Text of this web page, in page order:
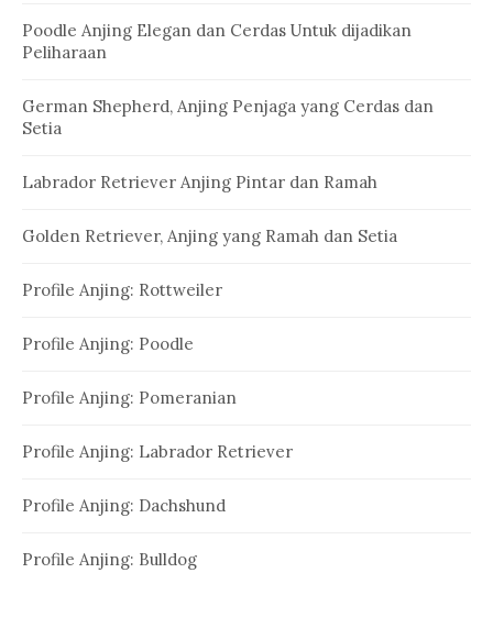
Poodle Anjing Elegan dan Cerdas Untuk dijadikan
Peliharaan
German Shepherd, Anjing Penjaga yang Cerdas dan
Setia
Labrador Retriever Anjing Pintar dan Ramah
Golden Retriever, Anjing yang Ramah dan Setia
Profile Anjing: Rottweiler
Profile Anjing: Poodle
Profile Anjing: Pomeranian
Profile Anjing: Labrador Retriever
Profile Anjing: Dachshund
Profile Anjing: Bulldog